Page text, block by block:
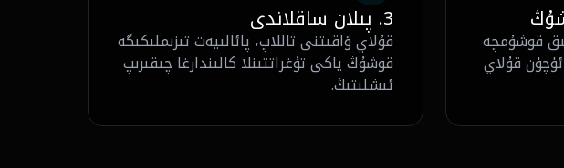
قوشۇمچە
قۇلاي
3. پىلان ساقلاندى
قۇلاي ۋاقىتنى تاللاپ، پائالىيەت تىزىملىكىگە
قوشۇڭ ياكى تۇغراتتىنلا كالىندارغا چىقىرىپ
ئىشلىتىڭ.